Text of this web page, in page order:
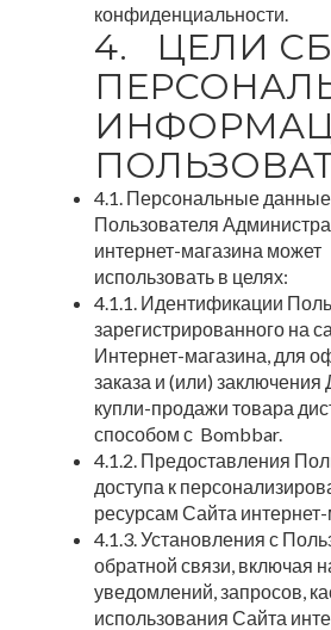
конфиденциальности.
4. ЦЕЛИ
4.1. Персональные данные
Пользователя
интернет-магазина может
использовать в целях:
4.1.1. Идентификации
зарегистрированного на
Интернет-магазина, для
заказа и (или) заключения
купли-продажи товара
способом с Bombbar.
4.1.2. Предоставления
доступа к
ресурсам Сайта
4.1.3. Установления с
обратной связи, включая
уведомлений, запросов,
использования Сайта